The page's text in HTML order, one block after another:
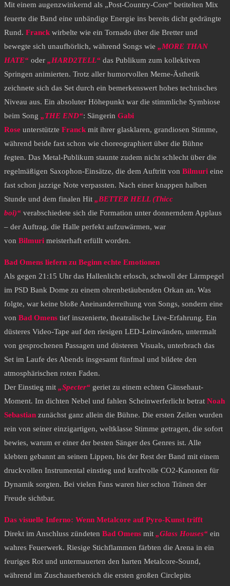
​Mit einem augenzwinkernd als „Post-Country-Core“ betitelten Mix
feuerte die Band eine unbändige Energie ins bereits dicht gedrängte
Rund. Franckwirbelte wie ein Tornado über die Bretter und
bewegte sich unaufhörlich, während Songs wie „MORE THAN
HATE“ oder „HARD2TELL“ das Publikum zum kollektiven
Springen animierten. Trotz aller humorvollen Meme-Ästhetik
zeichnete sich das Set durch ein bemerkenswert hohes technisches
Niveau aus. Ein absoluter Höhepunkt war die stimmliche Symbiose
beim Song „THE END“: Sängerin Gabi
Rose unterstützte Franckmit ihrer glasklaren, grandiosen Stimme,
während beide fast schon wie choreographiert über die Bühne
fegten. Das Metal-Publikum staunte zudem nicht schlecht über die
regelmäßigen Saxophon-Einsätze, die dem Auftritt von Bilmuri eine
fast schon jazzige Note verpassten. Nach einer knappen halben
Stunde und dem finalen Hit „BETTER HELL (Thicc
boi)“ verabschiedete sich die Formation unter donnerndem Applaus
– der Auftrag, die Halle perfekt aufzuwärmen, war
von Bilmuri meisterhaft erfüllt worden.
​Bad Omens liefern zu Beginn echte Emotionen
​Als gegen 21:15 Uhr das Hallenlicht erlosch, schwoll der Lärmpegel
im PSD Bank Dome zu einem ohrenbetäubenden Orkan an. Was
folgte, war keine bloße Aneinanderreihung von Songs, sondern eine
von Bad Omens tief inszenierte, theatralische Live-Erfahrung. Ein
düsteres Video-Tape auf den riesigen LED-Leinwänden, untermalt
von gesprochenen Passagen und düsteren Visuals, unterbrach das
Set im Laufe des Abends insgesamt fünfmal und bildete den
atmosphärischen roten Faden.
​Der Einstieg mit „Specter“ geriet zu einem echten Gänsehaut-
Moment. Im dichten Nebel und fahlen Scheinwerferlicht betrat Noah
Sebastian zunächst ganz allein die Bühne. Die ersten Zeilen wurden
rein von seiner einzigartigen, weltklasse Stimme getragen, die sofort
bewies, warum er einer der besten Sänger des Genres ist. Alle
klebten gebannt an seinen Lippen, bis der Rest der Band mit einem
druckvollen Instrumental einstieg und kraftvolle CO2-Kanonen für
Dynamik sorgten. Bei vielen Fans waren hier schon Tränen der
Freude sichtbar.
​Das visuelle Inferno: Wenn Metalcore auf Pyro-Kunst trifft
​Direkt im Anschluss zündeten Bad Omens mit „Glass Houses“ ein
wahres Feuerwerk. Riesige Stichflammen färbten die Arena in ein
feuriges Rot und untermauerten den harten Metalcore-Sound,
während im Zuschauerbereich die ersten großen Circlepits